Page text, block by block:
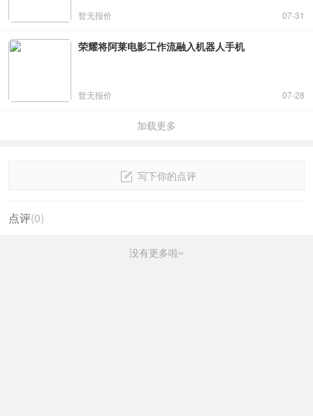
暂无报价 07-31
荣耀将阿莱电影工作流融入机器人手机
暂无报价 07-28
加载更多
写下你的点评
点评(0)
没有更多啦~